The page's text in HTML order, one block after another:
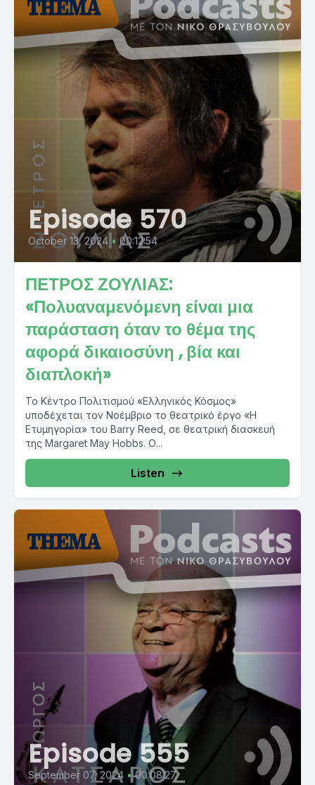
Episode 570
October 13, 2024 • 00:12:54
ΠΕΤΡΟΣ ΖΟΥΛΙΑΣ:
«Πολυαναμενόμενη είναι μια
παράσταση όταν το θέμα της
αφορά δικαιοσύνη , βία και
διαπλοκή»
Το Κέντρο Πολιτισμού «Ελληνικός Κόσμος»
υποδέχεται τον Νοέμβριο το θεατρικό έργο «Η
Ετυμηγορία» του Barry Reed, σε θεατρική διασκευή
της Margaret May Hobbs. Ο...
Listen
Episode 555
September 07, 2024 • 00:08:27